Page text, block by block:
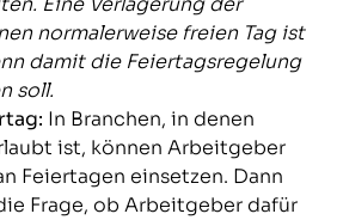
normalerweise freien Tag ist
damit die Feiertagsregelung
soll.
In Branchen, in denen
ist, können Arbeitgeber
Feiertagen einsetzen. Dann
Frage, ob Arbeitgeber dafür